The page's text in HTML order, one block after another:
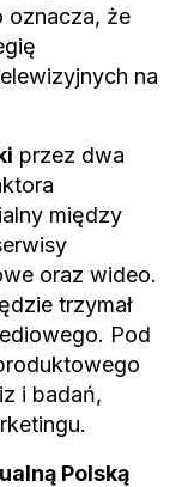
oznacza, że
na
przez dwa
między
oraz wideo.
trzymał
Pod
i badań,
Polską